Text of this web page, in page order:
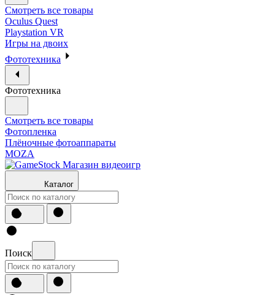
Смотреть все товары
Oculus Quest
Playstation VR
Игры на двоих
Фототехника
Фототехника
Смотреть все товары
Фотопленка
Плёночные фотоаппараты
MOZA
Каталог
Поиск